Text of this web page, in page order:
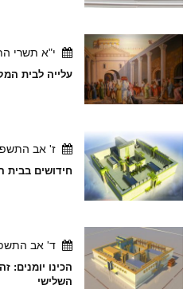
י"א תשרי
עלייה לבית
ז' אב התשפ"ב,
חידושים
ד' אב התשפ"ב,
הכינו יומנים:
השלישי